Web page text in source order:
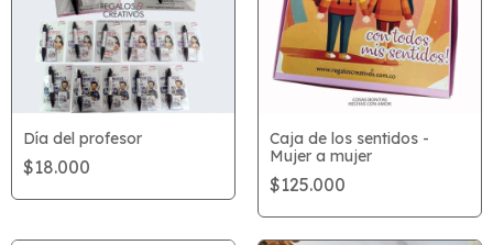
Día del profesor
$18.000
Caja de los sentidos -
Mujer a mujer
$125.000